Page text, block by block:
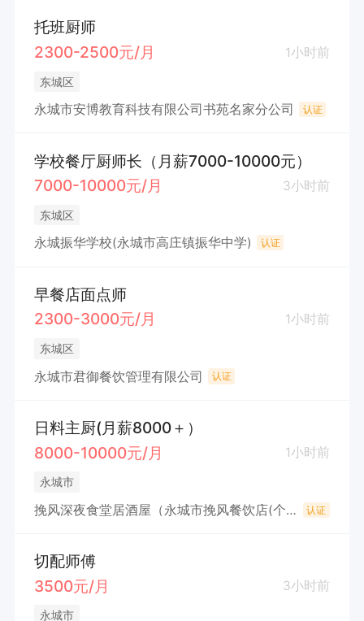
托班厨师
2300-2500元/月
1小时前
东城区
永城市安博教育科技有限公司书苑名家分公司 认证
学校餐厅厨师长（月薪7000-10000元）
7000-10000元/月
3小时前
东城区
永城振华学校(永城市高庄镇振华中学) 认证
早餐店面点师
2300-3000元/月
1小时前
东城区
永城市君御餐饮管理有限公司 认证
日料主厨(月薪8000＋）
8000-10000元/月
1小时前
永城市
挽风深夜食堂居酒屋（永城市挽风餐饮店(个体工商户) 认证
切配师傅
3500元/月
3小时前
永城市